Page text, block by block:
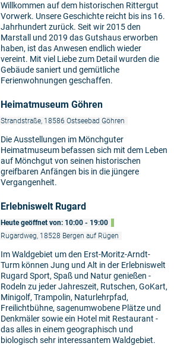
Willkommen auf dem historischen Rittergut
Vorwerk. Unsere Geschichte reicht bis ins 16.
Jahrhundert zurück. Seit wir 2015 den
Marstall und 2019 das Gutshaus erworben
haben, ist das Anwesen endlich wieder
vereint. Mit viel Liebe zum Detail wurden die
Gebäude saniert und gemütliche
Ferienwohnungen geschaffen.
Heimatmuseum Göhren
Strandstraße, 18586 Ostseebad Göhren
Die Ausstellungen im Mönchguter
Heimatmuseum befassen sich mit dem Leben
auf Mönchgut von seinen historischen
greifbaren Anfängen bis in die jüngere
Vergangenheit.
Erlebniswelt Rugard
Heute geöffnet von: 10:00 - 19:00
Rugardweg, 18528 Bergen auf Rügen
Im Waldgebiet um den Erst-Moritz-Arndt-
Turm können Jung und Alt in der Erlebniswelt
Rugard Sport, Spaß und Natur genießen -
Rodeln zu jeder Jahreszeit, Rutschen, GoKart,
Minigolf, Trampolin, Naturlehrpfad,
Freilichtbühne, sagenumwobene Plätze und
Denkmäler sowie ein Hotel mit Restaurant -
das alles in einem geographisch und
biologisch sehr interessantem Waldgebiet.